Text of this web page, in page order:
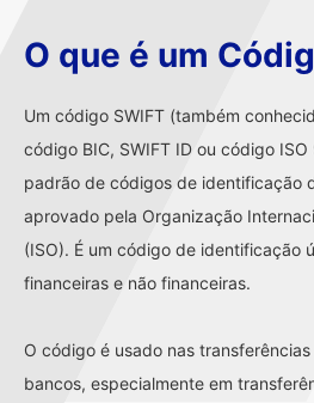
O que é um
Um código SWIFT (também
código BIC, SWIFT ID ou código
padrão de códigos de identificação
aprovado pela Organização
(ISO). É um código de identificação
financeiras e não financeiras.
O código é usado nas
bancos, especialmente em